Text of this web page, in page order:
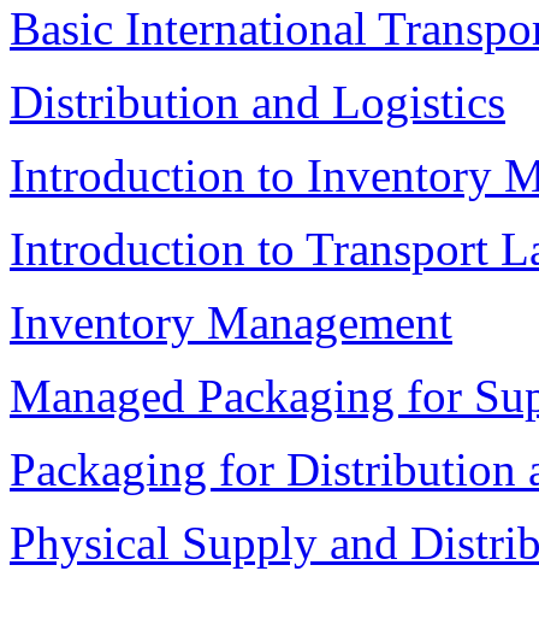
Basic International
Distribution and Logistics
Introduction to Inventory
Introduction to Transport
Inventory Management
Managed Packaging for
Packaging for Distribution
Physical Supply and